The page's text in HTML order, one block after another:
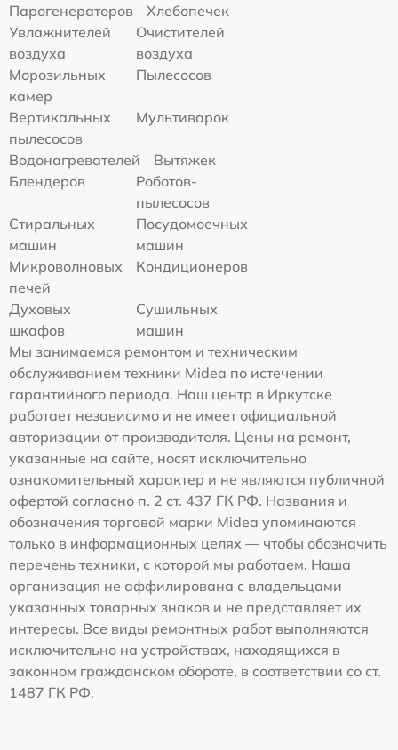
Парогенераторов
Хлебопечек
Увлажнителей
воздуха
Очистителей
воздуха
Морозильных
камер
Пылесосов
Вертикальных
пылесосов
Мультиварок
Водонагревателей
Вытяжек
Блендеров
Роботов-
пылесосов
Стиральных
машин
Посудомоечных
машин
Микроволновых
печей
Кондиционеров
Духовых
шкафов
Сушильных
машин
Мы занимаемся ремонтом и техническим
обслуживанием техники Midea по истечении
гарантийного периода. Наш центр в Иркутске
работает независимо и не имеет официальной
авторизации от производителя. Цены на ремонт,
указанные на сайте, носят исключительно
ознакомительный характер и не являются публичной
офертой согласно п. 2 ст. 437 ГК РФ. Названия и
обозначения торговой марки Midea упоминаются
только в информационных целях — чтобы обозначить
перечень техники, с которой мы работаем. Наша
организация не аффилирована с владельцами
указанных товарных знаков и не представляет их
интересы. Все виды ремонтных работ выполняются
исключительно на устройствах, находящихся в
законном гражданском обороте, в соответствии со ст.
1487 ГК РФ.